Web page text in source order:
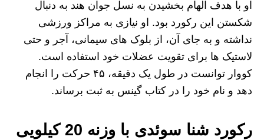
او با هدف الهام بخشیدن به نسل جوان هند به دنبال
شکستن این رکورد بود. او نیازی به مراکز ورزشی
نداشته و به جای آن، از بلوک‌ های سیمانی، آجر و حتی
لاستیک‌ ها برای تقویت عضلات خود استفاده است.
کووار توانست در طول یک دقیقه، ۴۵ حرکت را انجام
دهد و نام خود را در کتاب گینس به ثبت برساند.
رکورد شنا سوئدی با وزنه 20 کیلویی